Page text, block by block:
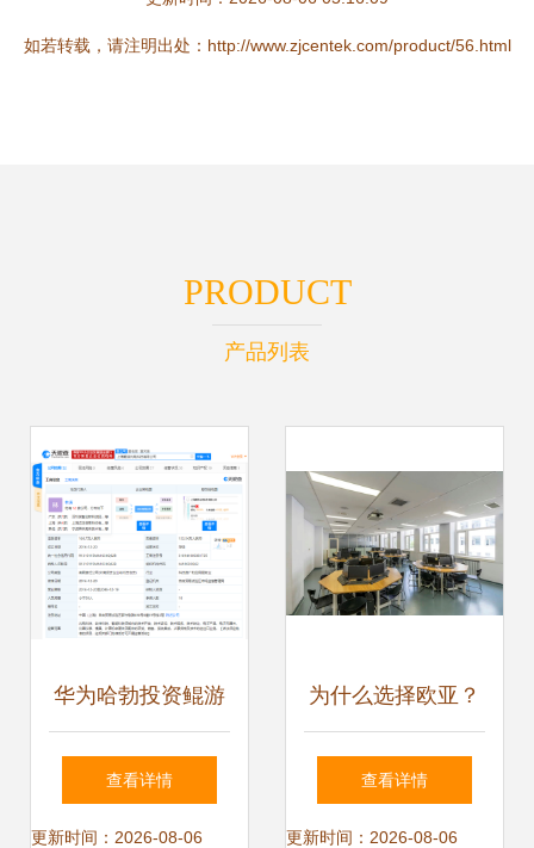
如若转载，请注明出处：http://www.zjcentek.com/product/56.html
PRODUCT
产品列表
华为哈勃投资鲲游
光电，加速晶圆级
光芯片在浙江软件
查看详情
更新时间：2026-08-06
为什么选择欧亚？
——五湖四海的声
音揭示浙江软件开
查看详情
更新时间：2026-08-06